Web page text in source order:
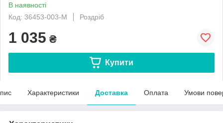
В наявності
Код: 36453-003-M
Роздріб
1 035 ₴
Купити
Характеристики Доставка Оплата Умови